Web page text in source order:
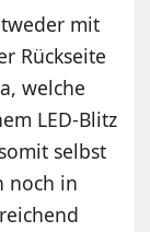
mit
Rückseite
welche
LED-Blitz
selbst
noch in